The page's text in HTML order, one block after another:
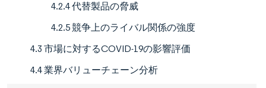
4.2.4 代替製品の脅威
4.2.5 競争上のライバル関係の強度
4.3 市場に対するCOVID-19の影響評価
4.4 業界バリューチェーン分析